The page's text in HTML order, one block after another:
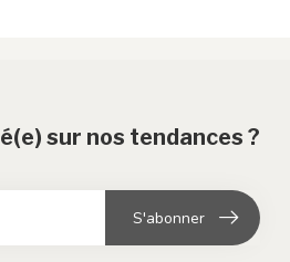
sur nos tendances ?
S'abonner